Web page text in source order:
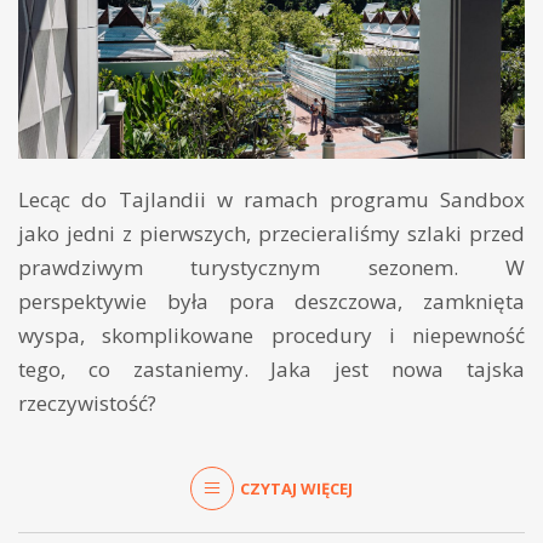
Lecąc do Tajlandii w ramach programu Sandbox
jako jedni z pierwszych, przecieraliśmy szlaki przed
prawdziwym turystycznym sezonem. W
perspektywie była pora deszczowa, zamknięta
wyspa, skomplikowane procedury i niepewność
tego, co zastaniemy. Jaka jest nowa tajska
rzeczywistość?
CZYTAJ WIĘCEJ